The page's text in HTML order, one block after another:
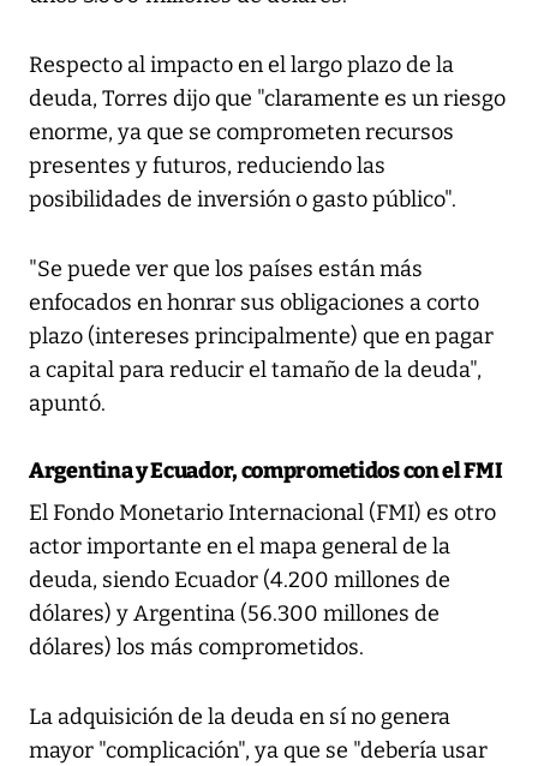
Respecto al impacto en el largo plazo de la
deuda, Torres dijo que "claramente es un riesgo
enorme, ya que se comprometen recursos
presentes y futuros, reduciendo las
posibilidades de inversión o gasto público".
"Se puede ver que los países están más
enfocados en honrar sus obligaciones a corto
plazo (intereses principalmente) que en pagar
a capital para reducir el tamaño de la deuda",
apuntó.
Argentina y Ecuador, comprometidos con el FMI
El Fondo Monetario Internacional (FMI) es otro
actor importante en el mapa general de la
deuda, siendo Ecuador (4.200 millones de
dólares) y Argentina (56.300 millones de
dólares) los más comprometidos.
La adquisición de la deuda en sí no genera
mayor "complicación", ya que se "debería usar